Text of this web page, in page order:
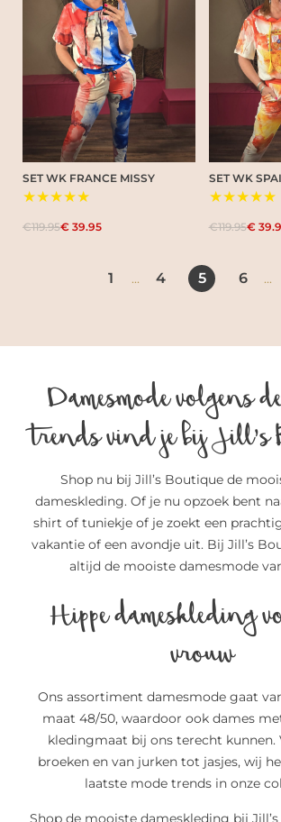
SET WK FRANCE MISSY
★★★★★
€119.95€ 39.95
SET WK
★★★★★
€119.95€
1 ... 4 5 6 ...
Damesmode volgens
trends vind je bij Jill’s
Shop nu bij Jill’s Boutique de
dameskleding. Of je nu opzoek bent
shirt of tuniekje of je zoekt een
vakantie of een avondje uit. Bij Jill’s
altijd de mooiste damesmode
Hippe dameskleding
vrouw
Ons assortiment damesmode gaat
maat 48/50, waardoor ook dames
kledingmaat bij ons terecht kunnen.
broeken en van jurken tot jasjes, wij
laatste mode trends in onze
Shop de mooiste dameskleding bij